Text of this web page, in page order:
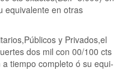
equivalente en otras
y Privados,el
dos mil con 00/100 cts
tiempo completo ó su equi-